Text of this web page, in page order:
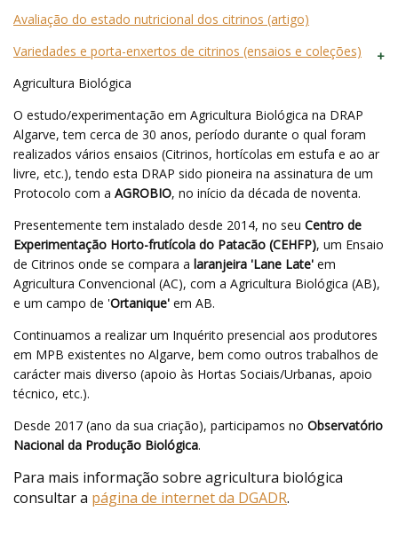
Avaliação do estado nutricional dos citrinos (artigo)
Variedades e porta-enxertos de citrinos (ensaios e coleções)
Agricultura Biológica
O estudo/experimentação em Agricultura Biológica na DRAP
Algarve, tem cerca de 30 anos, período durante o qual foram
realizados vários ensaios (Citrinos, hortícolas em estufa e ao ar
livre, etc.), tendo esta DRAP sido pioneira na assinatura de um
Protocolo com a AGROBIO, no início da década de noventa.
Presentemente tem instalado desde 2014, no seu Centro de
Experimentação Horto-frutícola do Patacão (CEHFP), um Ensaio
de Citrinos onde se compara a laranjeira 'Lane Late' em
Agricultura Convencional (AC), com a Agricultura Biológica (AB),
e um campo de 'Ortanique' em AB.
Continuamos a realizar um Inquérito presencial aos produtores
em MPB existentes no Algarve, bem como outros trabalhos de
carácter mais diverso (apoio às Hortas Sociais/Urbanas, apoio
técnico, etc.).
Desde 2017 (ano da sua criação), participamos no Observatório
Nacional da Produção Biológica.
Para mais informação sobre agricultura biológica
consultar a página de internet da DGADR.